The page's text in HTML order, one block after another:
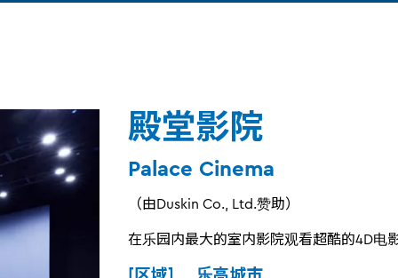
殿堂影院
Palace Cinema
（由Duskin Co., Ltd.赞助）
在乐园内最大的室内影院观看超酷的4D电